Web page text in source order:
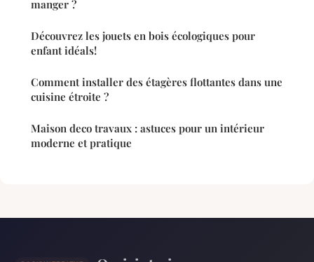
manger ?
Découvrez les jouets en bois écologiques pour
enfant idéals!
Comment installer des étagères flottantes dans une
cuisine étroite ?
Maison deco travaux : astuces pour un intérieur
moderne et pratique